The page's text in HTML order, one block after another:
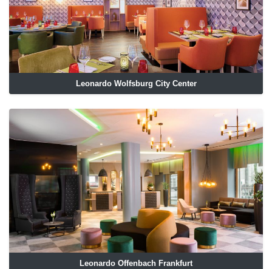
Leonardo Wolfsburg City Center
Leonardo Offenbach Frankfurt